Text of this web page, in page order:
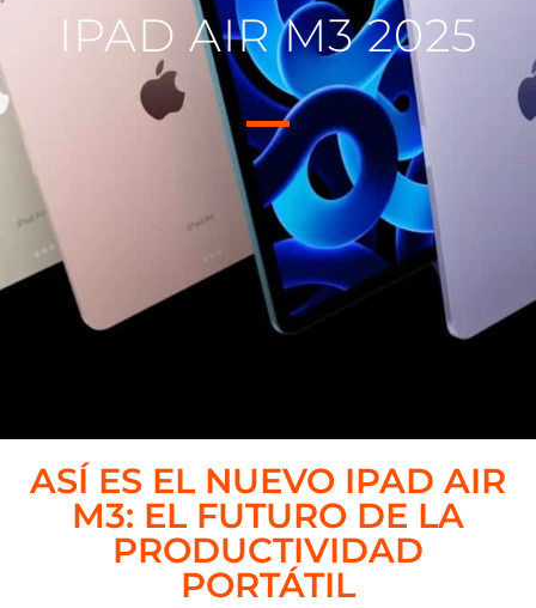
IPAD AIR M3 2025
ASÍ ES EL NUEVO IPAD AIR
M3: EL FUTURO DE LA
PRODUCTIVIDAD
PORTÁTIL